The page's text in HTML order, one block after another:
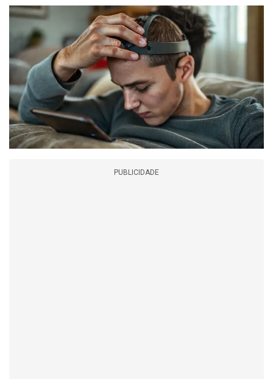
PUBLICIDADE